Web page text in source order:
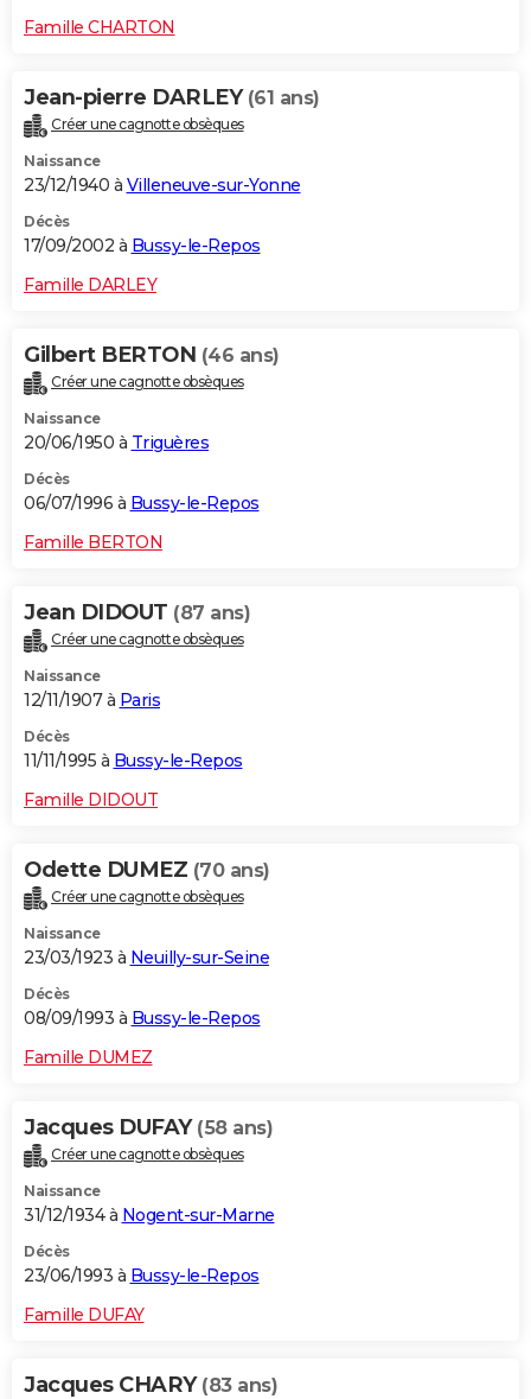
Famille CHARTON
Jean-pierre DARLEY (61 ans)
Créer une cagnotte obsèques
Naissance
23/12/1940 à Villeneuve-sur-Yonne
Décès
17/09/2002 à Bussy-le-Repos
Famille DARLEY
Gilbert BERTON (46 ans)
Créer une cagnotte obsèques
Naissance
20/06/1950 à Triguères
Décès
06/07/1996 à Bussy-le-Repos
Famille BERTON
Jean DIDOUT (87 ans)
Créer une cagnotte obsèques
Naissance
12/11/1907 à Paris
Décès
11/11/1995 à Bussy-le-Repos
Famille DIDOUT
Odette DUMEZ (70 ans)
Créer une cagnotte obsèques
Naissance
23/03/1923 à Neuilly-sur-Seine
Décès
08/09/1993 à Bussy-le-Repos
Famille DUMEZ
Jacques DUFAY (58 ans)
Créer une cagnotte obsèques
Naissance
31/12/1934 à Nogent-sur-Marne
Décès
23/06/1993 à Bussy-le-Repos
Famille DUFAY
Jacques CHARY (83 ans)